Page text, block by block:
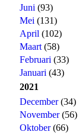
Juni (93)
Mei (131)
April (102)
Maart (58)
Februari (33)
Januari (43)
2021
December(34)
November(56)
Oktober(66)